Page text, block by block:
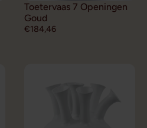
Toetervaas 7 Openingen
Goud
€184,46